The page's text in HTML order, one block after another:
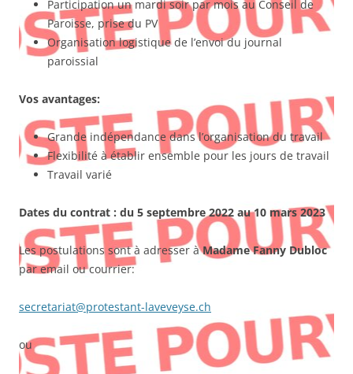
Participation un mardi soir par mois au Conseil de
Paroisse, prise du PV
Organisation logistique de l’envoi du journal
paroissial
Vos avantages:
Grande indépendance dans l’organisation du travail
Flexibilité à établir ensemble pour les jours de travail
Travail varié
Dates du contrat : du 5 septembre 2022 au 10 mars 2023
Les postulations sont à adresser àMadame Fanny Dubloc
par email ou courrier:
secretariat@protestant-laveveyse.ch
ou